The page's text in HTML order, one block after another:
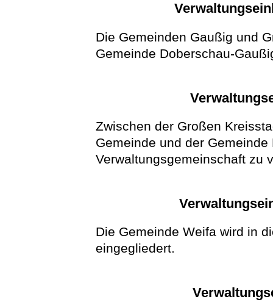
Die Gemeinden Gaußig und
Gemeinde Doberschau-
Zwischen der Großen
Gemeinde und der
Verwaltungsgemeinschaft zu
Die Gemeinde Weifa wird in
eingegliedert.